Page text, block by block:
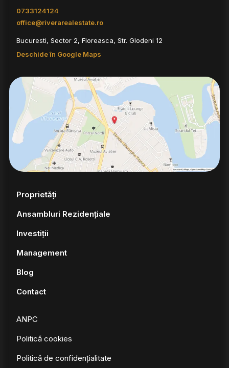
0733124124
office@riverarealestate.ro
Bucuresti, Sector 2, Floreasca, Str. Glodeni 12
Deschide în Google Maps
Proprietăți
Ansambluri Rezidențiale
Investiții
Management
Blog
Contact
ANPC
Politică cookies
Politică de confidențialitate